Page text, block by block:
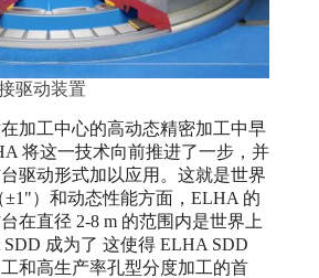
驱动装置
加工中心的高动态精密加工中早
将这一技术向前推进了一步，并
驱动形式加以应用。这就是世界
±1"）和动态性能方面，ELHA 的
在直径 2-8 m 的范围内是世界上
成为了 这使得 ELHA SDD
和高生产率孔型分度加工的首